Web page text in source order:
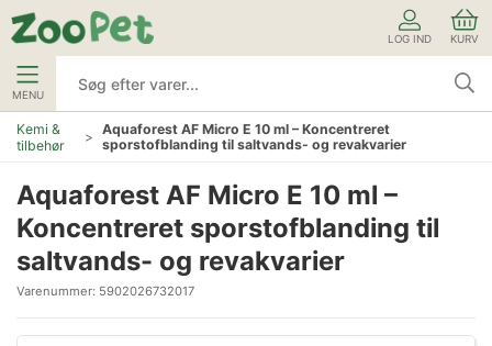
LOG IND KURV
MENU
Kemi &
tilbehør
Aquaforest AF Micro E 10 ml – Koncentreret
sporstofblanding til saltvands- og revakvarier
Aquaforest AF Micro E 10 ml –
Koncentreret sporstofblanding til
saltvands- og revakvarier
Varenummer: 5902026732017